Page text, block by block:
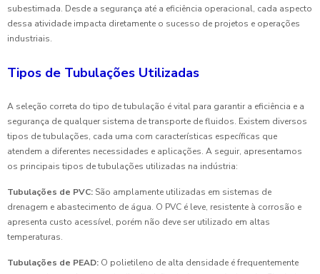
subestimada. Desde a segurança até a eficiência operacional, cada aspecto
dessa atividade impacta diretamente o sucesso de projetos e operações
industriais.
Tipos de Tubulações Utilizadas
A seleção correta do tipo de tubulação é vital para garantir a eficiência e a
segurança de qualquer sistema de transporte de fluidos. Existem diversos
tipos de tubulações, cada uma com características específicas que
atendem a diferentes necessidades e aplicações. A seguir, apresentamos
os principais tipos de tubulações utilizadas na indústria:
Tubulações de PVC: São amplamente utilizadas em sistemas de
drenagem e abastecimento de água. O PVC é leve, resistente à corrosão e
apresenta custo acessível, porém não deve ser utilizado em altas
temperaturas.
Tubulações de PEAD: O polietileno de alta densidade é frequentemente